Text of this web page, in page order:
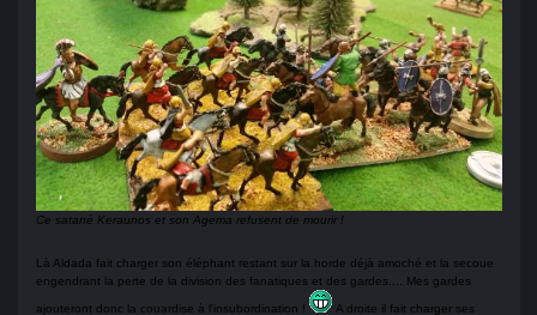
Ce satané Keraunos et son Agema refusent de mourir !
Là Aldada fait charger son éléphant restant sur la horde déjà amoché et la secoue
engendrant la perte de la division des fanatiques et des gardes.... Mes gardes
ajouteront donc la couardise à l'insubordination ! A droite il fait charger ses